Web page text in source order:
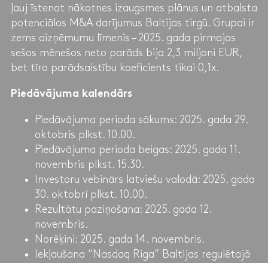
ļauj īstenot nākotnes izaugsmes plānus un atbalsta
potenciālos M&A darījumus Baltijas tirgū. Grupai ir
zems aizņēmumu līmenis – 2025. gada pirmajos
sešos mēnešos neto parāds bija 2,3 miljoni EUR,
bet tīro parādsaistību koeficients tikai 0,1x.
Piedāvājuma kalendārs
Piedāvājuma perioda sākums: 2025. gada 29.
oktobris plkst. 10.00.
Piedāvājuma perioda beigas: 2025. gada 11.
novembris plkst. 15.30.
Investoru vebinārs latviešu valodā: 2025. gada
30. oktobrī plkst. 10.00.
Rezultātu paziņošana: 2025. gada 12.
novembris.
Norēķini: 2025. gada 14. novembris.
Iekļaušana “Nasdaq Riga” Baltijas regulētajā